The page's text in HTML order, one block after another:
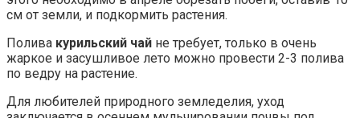
см от земли, и подкормить растения.
Полива курильский чай не требует, только в очень
жаркое и засушливое лето можно провести 2-3 полива
по ведру на растение.
Для любителей природного земледелия, уход